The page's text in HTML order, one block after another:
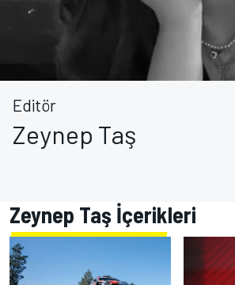
Editör
Zeynep Taş
Zeynep Taş İçerikleri